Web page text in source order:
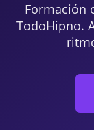
Formación
TodoHipno.